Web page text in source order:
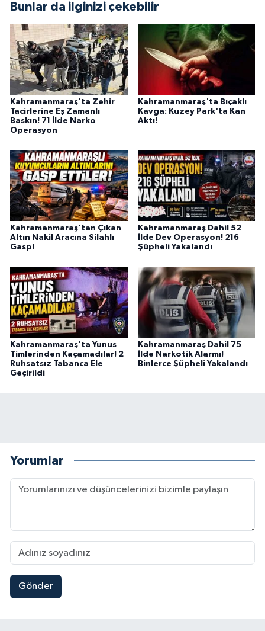
Bunlar da ilginizi çekebilir
Kahramanmaraş'ta Zehir
Tacirlerine Eş Zamanlı
Baskın! 71 İlde Narko
Operasyon
Kahramanmaraş'ta Bıçaklı
Kavga: Kuzey Park'ta Kan
Aktı!
Kahramanmaraş'tan Çıkan
Altın Nakil Aracına Silahlı
Gasp!
Kahramanmaraş Dahil 52
İlde Dev Operasyon! 216
Şüpheli Yakalandı
Kahramanmaraş'ta Yunus
Timlerinden Kaçamadılar! 2
Ruhsatsız Tabanca Ele
Geçirildi
Kahramanmaraş Dahil 75
İlde Narkotik Alarmı!
Binlerce Şüpheli Yakalandı
Yorumlar
Gönder
15:22 |Kahramanmaraş'ta Şüpheli Ölüm! Uzman
YEREL
BÖLGEDEN
BİLİM TEKNOLOJİ
SEÇİM 2015
ÇEVRE
BİLİM VE TEKNOLOJİ
TANITIM
HABERDE İNSAN